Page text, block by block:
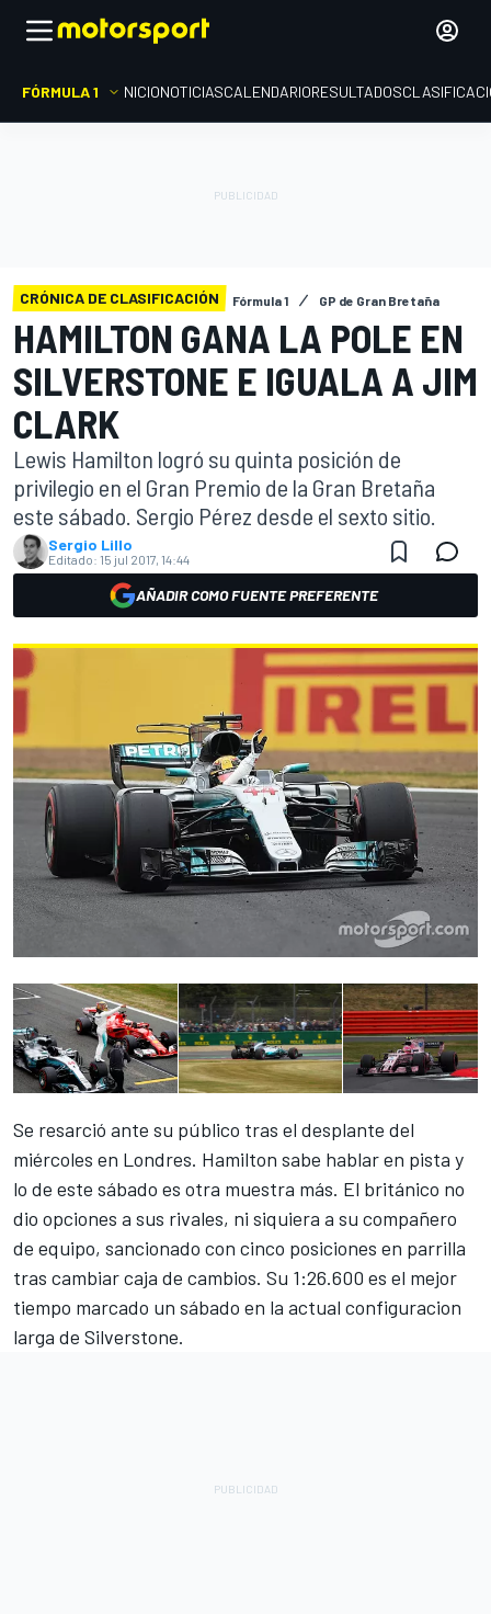
FÓRMULA 1 INICIONOTICIASCALENDARIORESULTADOS
CRÓNICA DE CLASIFICACIÓN Fórmula 1 GP de Gran Bretaña
HAMILTON GANA LA POLE EN
SILVERSTONE E IGUALA A JIM
CLARK
Lewis Hamilton logró su quinta posición de
privilegio en el Gran Premio de la Gran Bretaña
este sábado. Sergio Pérez desde el sexto sitio.
Sergio Lillo
Editado: 15 jul 2017, 14:44
AÑADIR COMO FUENTE PREFERENTE
Se resarció ante su público tras el desplante del
miércoles en Londres. Hamilton sabe hablar en pista y
lo de este sábado es otra muestra más. El británico no
dio opciones a sus rivales, ni siquiera a su compañero
de equipo, sancionado con cinco posiciones en parrilla
tras cambiar caja de cambios. Su 1:26.600 es el mejor
tiempo marcado un sábado en la actual configuracion
larga de Silverstone.